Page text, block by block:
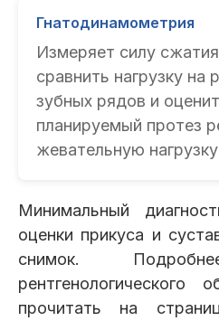
Гнатодинамометрия
Измеряет силу
сравнить нагрузку на
зубных рядов и
планируемый протез
жевательную
Минимальный
оценки прикуса и
снимок.
рентгенологического
прочитать на